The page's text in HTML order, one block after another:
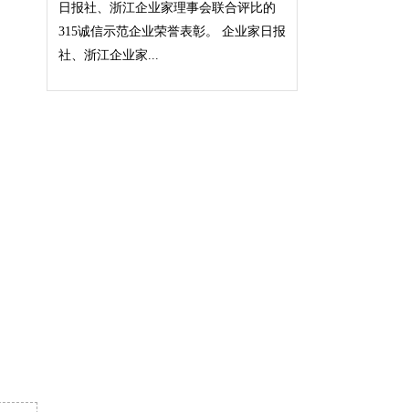
日报社、浙江企业家理事会联合评比的
315诚信示范企业荣誉表彰。 企业家日报
社、浙江企业家...